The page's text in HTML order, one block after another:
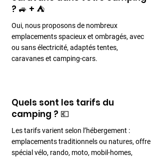
? 🚙 + ⛺️
Oui, nous proposons de nombreux
emplacements spacieux et ombragés, avec
ou sans électricité, adaptés tentes,
caravanes et camping-cars.
Quels sont les tarifs du
camping ? 💶
Les tarifs varient selon l’hébergement :
emplacements traditionnels ou natures, offre
spécial vélo, rando, moto, mobil-homes,